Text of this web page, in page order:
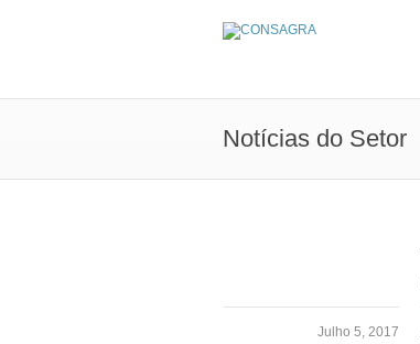
Notícias do Setor
Julho 5, 2017